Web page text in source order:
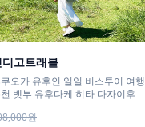
디고트래블
오카 유후인 일일 버스투어 여행
벳부 유후다케 히타 다자이후
원